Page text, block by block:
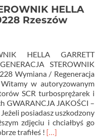
HELLA
Rzeszów
HELLA GARRETT
STEROWNIK
Wymiana / Regeneracja
w autoryzowanym
SCR turbosprężarek i
GWARANCJA JAKOŚCI –
posiadasz uszkodzony
zdjęciu i chciałbyś go
trafiłeś ! Read
[…]